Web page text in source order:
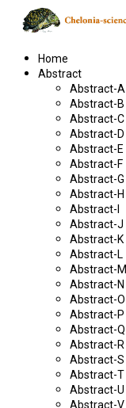
Home
Abstract
Abstract-A
Abstract-B
Abstract-C
Abstract-D
Abstract-E
Abstract-F
Abstract-G
Abstract-H
Abstract-I
Abstract-J
Abstract-K
Abstract-L
Abstract-M
Abstract-N
Abstract-O
Abstract-P
Abstract-Q
Abstract-R
Abstract-S
Abstract-T
Abstract-U
Abstract-V